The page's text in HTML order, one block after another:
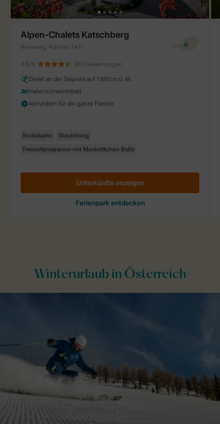
Winterurlaub in Österreich